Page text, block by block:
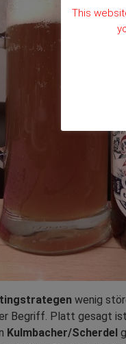
wenig
Begriff. Platt gesagt ist
Kulmbacher/Scherdel
This